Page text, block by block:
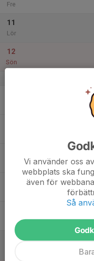
Fre
11
Lör
12
Sön
Vi använder oss
webbplats ska
även för
Så